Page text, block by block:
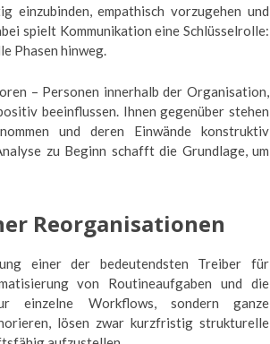
einzubinden, empathisch vorzugehen und
spielt Kommunikation eine Schlüsselrolle:
Phasen hinweg.
– Personen innerhalb der Organisation,
beeinflussen. Ihnen gegenüber stehen
und deren Einwände konstruktiv
zu Beginn schafft die Grundlage, um
Reorganisationen
einer der bedeutendsten Treiber für
von Routineaufgaben und die
einzelne Workflows, sondern ganze
lösen zwar kurzfristig strukturelle